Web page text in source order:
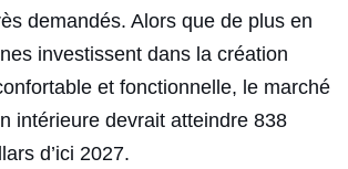
demandés. Alors que de plus en
investissent dans la création
et fonctionnelle, le marché
intérieure devrait atteindre 838
d’ici 2027.